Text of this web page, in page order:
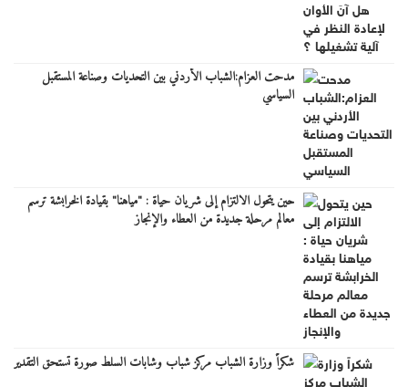
مدحت العزام:الشباب الأردني بين التحديات وصناعة المستقبل
السياسي
حين يتحول الالتزام إلى شريان حياة : "مياهنا" بقيادة الخرابشة ترسم
معالم مرحلة جديدة من العطاء والإنجاز
شكراً وزارة الشباب مركز شباب وشابات السلط صورة تستحق التقدير